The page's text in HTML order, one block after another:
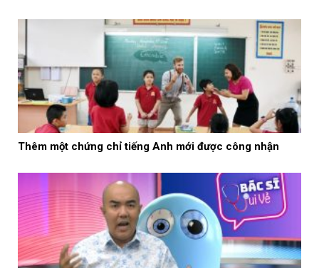
Thêm một chứng chỉ tiếng Anh mới được công nhận